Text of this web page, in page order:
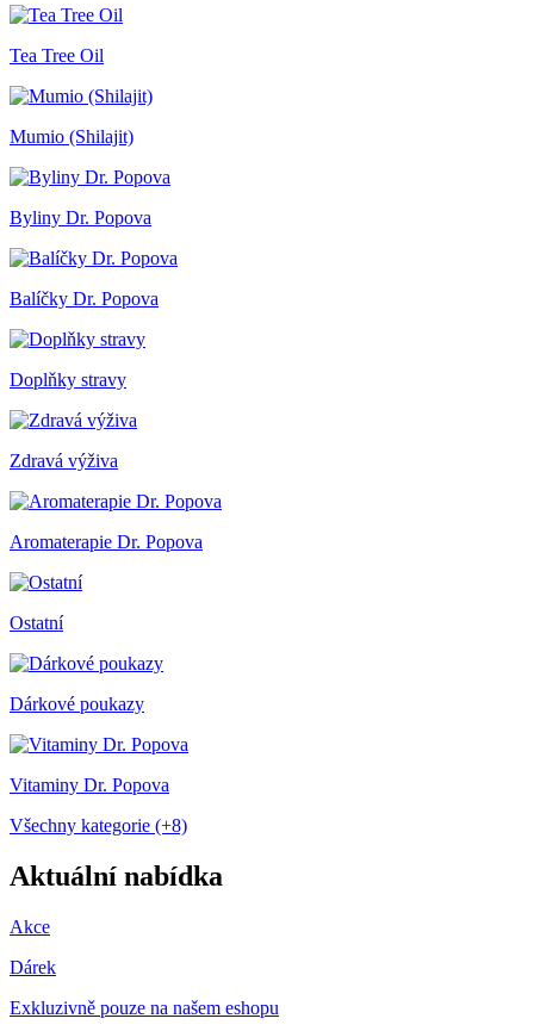
Tea Tree Oil
Mumio (Shilajit)
Byliny Dr. Popova
Balíčky Dr. Popova
Doplňky stravy
Zdravá výživa
Aromaterapie Dr. Popova
Ostatní
Dárkové poukazy
Vitaminy Dr. Popova
Všechny kategorie (+8)
Aktuální nabídka
Akce
Dárek
Exkluzivně pouze na našem eshopu